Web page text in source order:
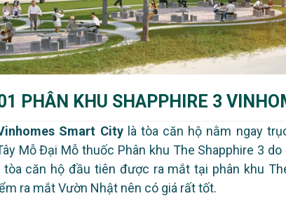
PHÂN KHU SHAPPHIRE 3
Smart Citylà tòa căn hộ nằm ngay
Mỗ Đại Mỗ thuốc Phân khu The Shapphire 3
căn hộ đầu tiên được ra mắt tại phân khu
ra mắt Vườn Nhật nên có giá rất tốt.